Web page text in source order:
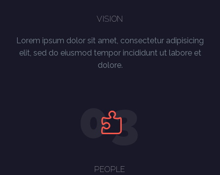
VISION
Lorem ipsum dolor sit amet, consectetur adipisicing
elit, sed do eiusmod tempor incididunt ut labore et
dolore.
03
PEOPLE